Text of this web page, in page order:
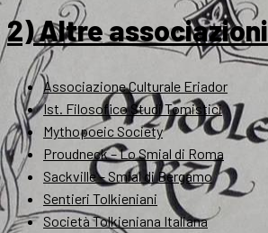
2) Altre associazioni
Associazione Culturale Eriador
Ist. Filosofico Studi Tomistici
Mythopoeic Society
Proudneck – Lo Smial di Roma
Sackville – Smial di Bergamo
Sentieri Tolkieniani
Società Tolkieniana Italiana